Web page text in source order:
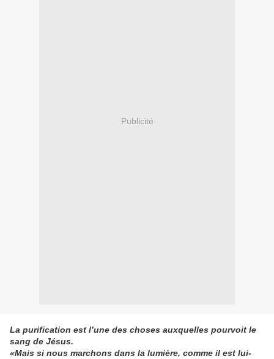
Publicité
La purification est l’une des choses auxquelles pourvoit le
sang de Jésus.
«Mais si nous marchons dans la lumière, comme il est lui-